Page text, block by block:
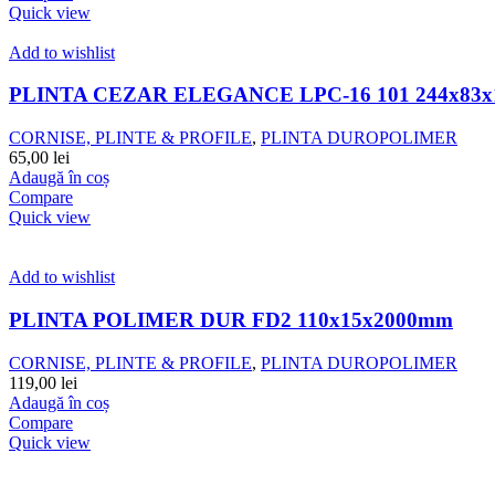
Quick view
Add to wishlist
PLINTA CEZAR ELEGANCE LPC-16 101
CORNISE, PLINTE & PROFILE, PLINTA DUROPOLIMER
65,00 lei
Adaugă în coș
Compare
Quick view
Add to wishlist
PLINTA POLIMER DUR FD2 110x15x2000mm
CORNISE, PLINTE & PROFILE, PLINTA DUROPOLIMER
119,00 lei
Adaugă în coș
Compare
Quick view